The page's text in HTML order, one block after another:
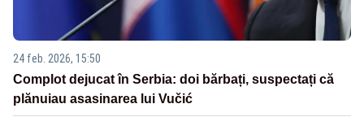
24 feb. 2026, 15:50
Complot dejucat în Serbia: doi bărbați, suspectați că
plănuiau asasinarea lui Vučić